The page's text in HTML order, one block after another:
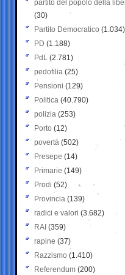
partito del popolo della
(30)
Partito Democratico (1.034)
PD (1.188)
PdL (2.781)
pedofilia (25)
Pensioni (129)
Politica (40.790)
polizia (253)
Porto (12)
povertà (502)
Presepe (14)
Primarie (149)
Prodi (52)
Provincia (139)
radici e valori (3.682)
RAI (359)
rapine (37)
Razzismo (1.410)
Referendum (200)